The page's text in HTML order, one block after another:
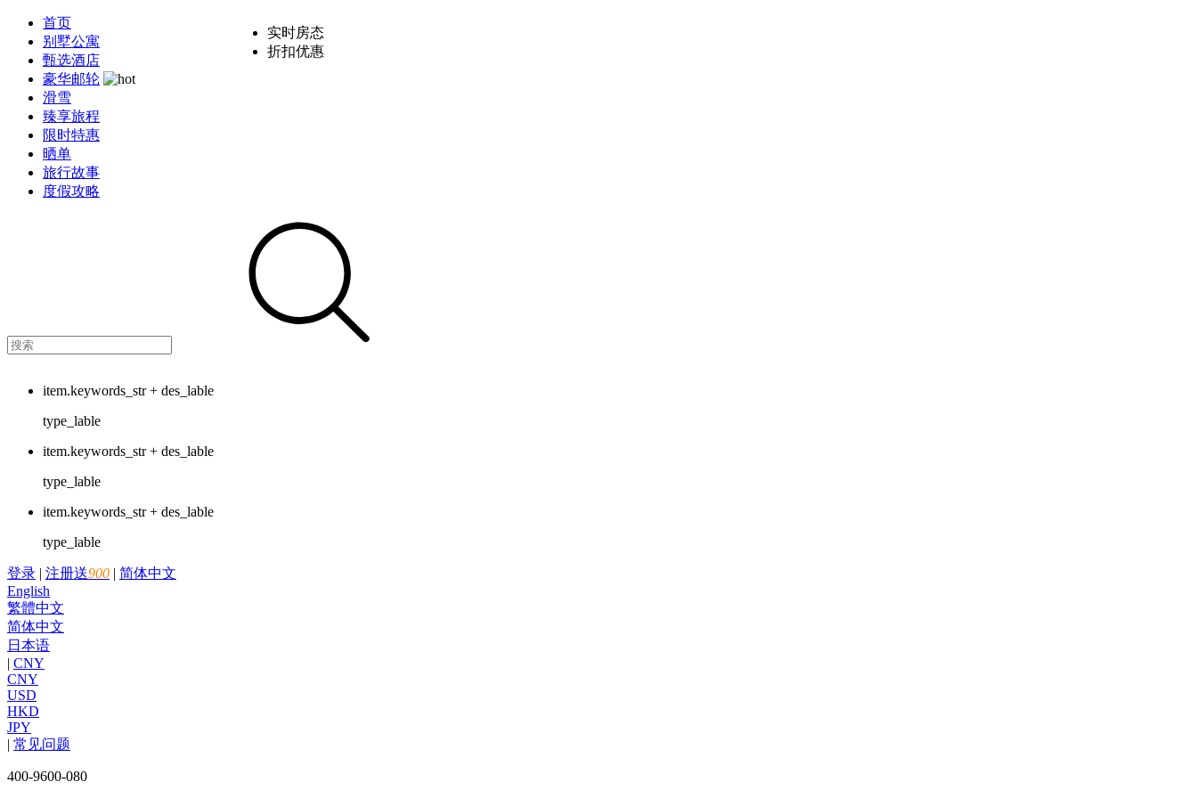
首页
别墅公寓
甄选酒店
豪华邮轮
滑雪
臻享旅程
限时特惠
晒单
旅行故事
度假攻略
item.keywords_str + des_lable
type_lable
item.keywords_str + des_lable
type_lable
item.keywords_str + des_lable
type_lable
登录 | 注册送900 | 简体中文
English
繁體中文
简体中文
日本语
| CNY
CNY
USD
HKD
JPY
| 常见问题
400-9600-080
实时房态
折扣优惠